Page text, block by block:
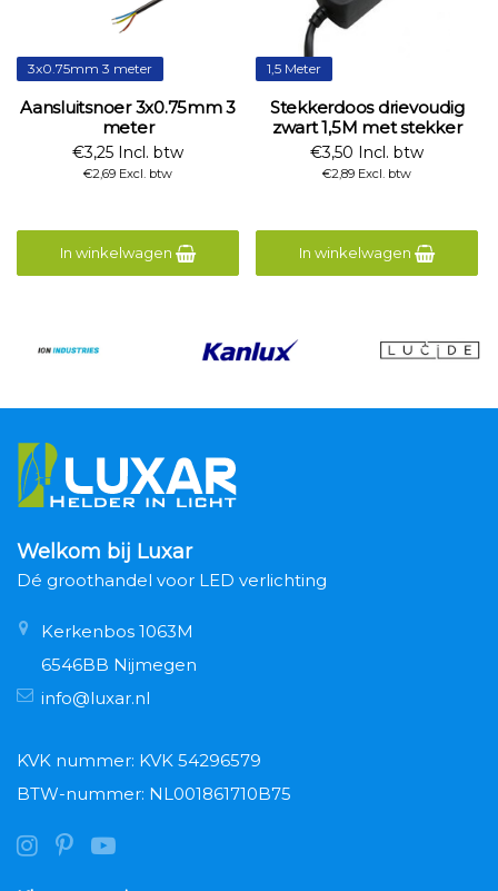
3x0.75mm 3 meter
Aansluitsnoer 3x0.75mm 3
meter
€3,25 Incl. btw
€2,69 Excl. btw
In winkelwagen
1,5 Meter
Stekkerdoos drievoudig
zwart 1,5M met stekker
€3,50 Incl. btw
€2,89 Excl. btw
In winkelwagen
Welkom bij Luxar
Dé groothandel voor LED verlichting
Kerkenbos 1063M
6546BB Nijmegen
info@luxar.nl
KVK nummer: KVK 54296579
BTW-nummer: NL001861710B75